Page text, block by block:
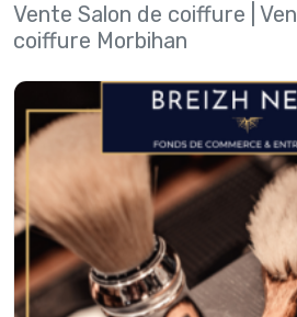
Vente Salon de coiffure
coiffure Morbihan